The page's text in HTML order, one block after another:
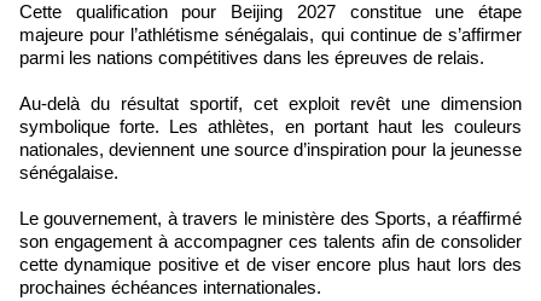
Cette qualification pour Beijing 2027 constitue une étape
majeure pour l’athlétisme sénégalais, qui continue de s’affirmer
parmi les nations compétitives dans les épreuves de relais.
Au-delà du résultat sportif, cet exploit revêt une dimension
symbolique forte. Les athlètes, en portant haut les couleurs
nationales, deviennent une source d’inspiration pour la jeunesse
sénégalaise.
Le gouvernement, à travers le ministère des Sports, a réaffirmé
son engagement à accompagner ces talents afin de consolider
cette dynamique positive et de viser encore plus haut lors des
prochaines échéances internationales.